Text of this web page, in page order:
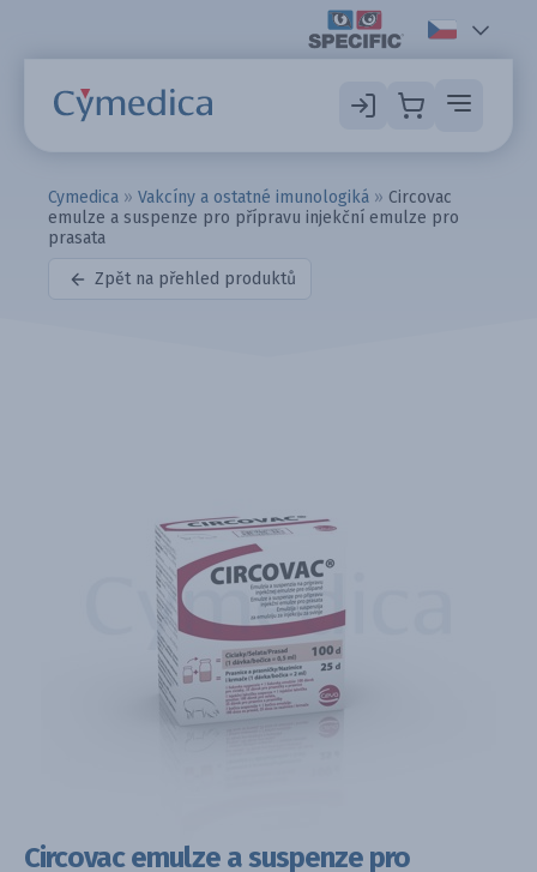
Cymedica » Vakcíny a ostatné imunologiká » Circovac
emulze a suspenze pro přípravu injekční emulze pro
prasata
Zpět na přehled produktů
Circovac emulze a suspenze pro